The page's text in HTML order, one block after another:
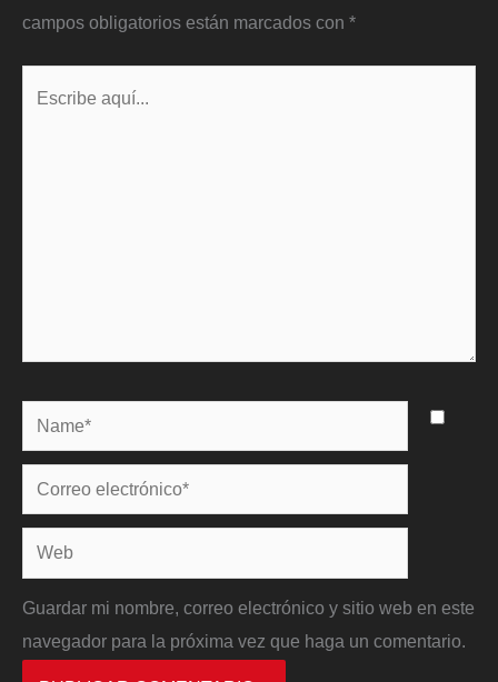
campos obligatorios están marcados con *
Name*
Correo
electrónico*
Web
Guardar mi nombre, correo electrónico y sitio web en este
navegador para la próxima vez que haga un comentario.